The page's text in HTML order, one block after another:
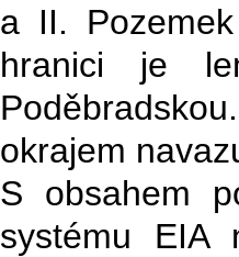
a II.
hranici je
okrajem
S obsahem
systému